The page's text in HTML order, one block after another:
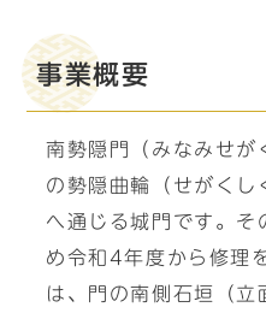
事業概要
南勢隠門（みなみせが
の勢隠曲輪（せがくし
へ通じる城門です。そ
め令和4年度から修理
は、門の南側石垣（